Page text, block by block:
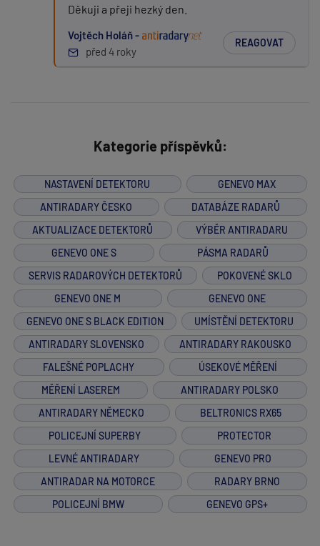
Děkuji a přeji hezký den.
Vojtěch Holáň -
před 4 roky
REAGOVAT
Kategorie příspěvků:
NASTAVENÍ DETEKTORU
GENEVO MAX
ANTIRADARY ČESKO
DATABÁZE RADARŮ
AKTUALIZACE DETEKTORŮ
VÝBĚR ANTIRADARU
GENEVO ONE S
PÁSMA RADARŮ
SERVIS RADAROVÝCH DETEKTORŮ
POKOVENÉ SKLO
GENEVO ONE M
GENEVO ONE
GENEVO ONE S BLACK EDITION
UMÍSTĚNÍ DETEKTORU
ANTIRADARY SLOVENSKO
ANTIRADARY RAKOUSKO
FALEŠNÉ POPLACHY
ÚSEKOVÉ MĚŘENÍ
MĚŘENÍ LASEREM
ANTIRADARY POLSKO
ANTIRADARY NĚMECKO
BELTRONICS RX65
POLICEJNÍ SUPERBY
PROTECTOR
LEVNÉ ANTIRADARY
GENEVO PRO
ANTIRADAR NA MOTORCE
RADARY BRNO
POLICEJNÍ BMW
GENEVO GPS+